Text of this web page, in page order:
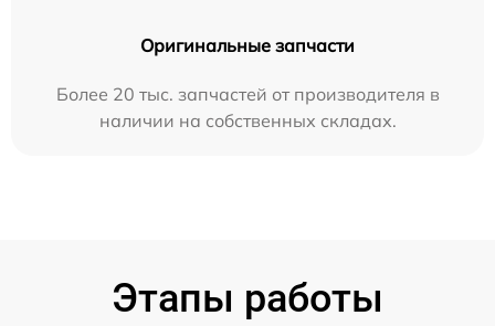
Оригинальные запчасти
Более 20 тыс. запчастей от производителя в
наличии на собственных складах.
Этапы работы